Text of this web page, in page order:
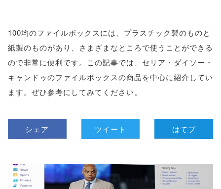
100均のファイルボックスには、プラスチック製のものと
紙製のものがあり、さまざまなところで使うことができる
ので非常に便利です。この記事では、セリア・ダイソー・
キャンドゥのファイルボックスの商品を中心に紹介してい
ます。ぜひ参考にしてみてください。
シェア ツイート はてブ